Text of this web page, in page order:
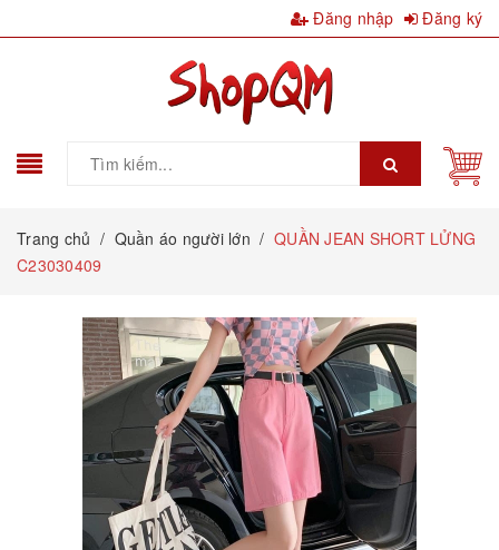
Đăng nhập Đăng ký
Trang chủ / Quần áo người lớn / QUẦN JEAN SHORT LỬNG
C23030409